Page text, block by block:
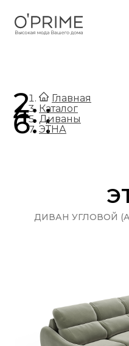
Главная
.
Каталог
.
Диваны
.
ЭТНА
ДИВАН УГЛОВОЙ